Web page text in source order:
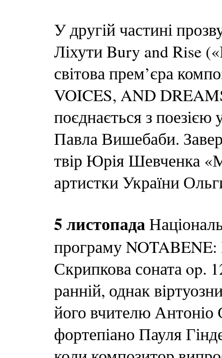
У другій частині
Ліхути Bury and Rise
світова прем’єра
VOICES, AND
поєднається з поезією
Павла Вишебаби.
твір Юрія Шевченка
артистки України
5 листопада
програму
Скрипкова соната op.
ранній, однак
його вчителю Антоніо
фортепіано Пауля